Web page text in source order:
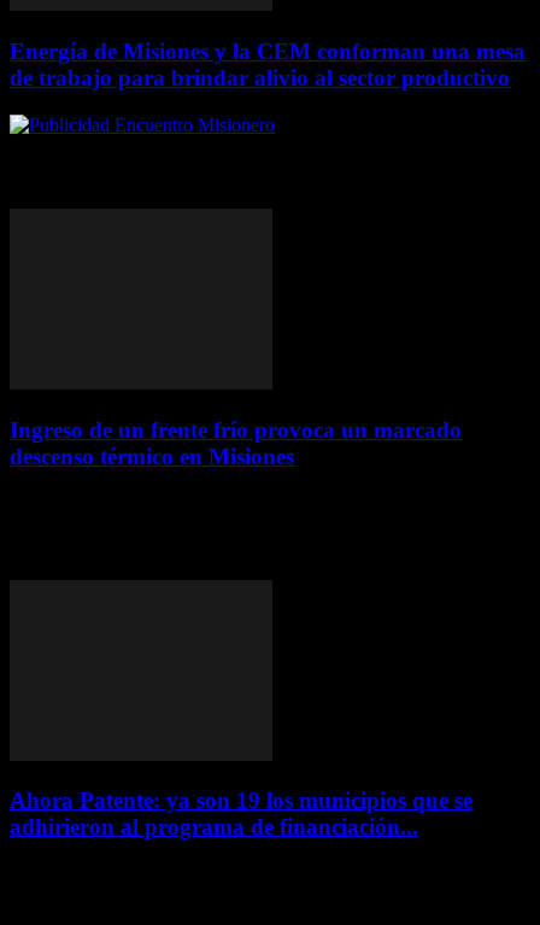
Energía de Misiones y la CEM conforman una mesa
de trabajo para brindar alivio al sector productivo
Ingreso de un frente frío provoca un marcado
descenso térmico en Misiones
Ahora Patente: ya son 19 los municipios que se
adhirieron al programa de financiación...